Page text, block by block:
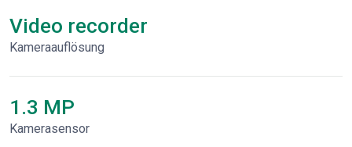
Video recorder
Kameraauflösung
1.3 MP
Kamerasensor